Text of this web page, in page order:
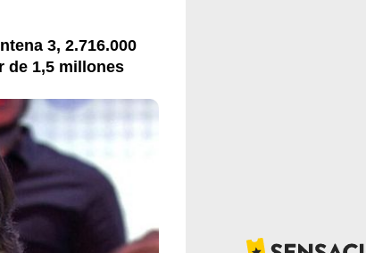
noticia
3, 2.716.000
de 1,5 millones